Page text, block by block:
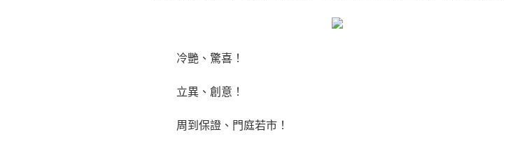
冷艷、驚喜！
立異、創意！
周到保證、門庭若市！